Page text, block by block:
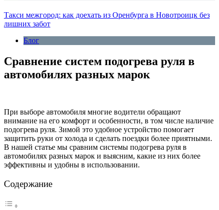
Такси межгород: как доехать из Оренбурга в Новотроицк без
лишних забот
Блог
Сравнение систем подогрева руля в
автомобилях разных марок
При выборе автомобиля многие водители обращают
внимание на его комфорт и особенности, в том числе наличие
подогрева руля. Зимой это удобное устройство помогает
защитить руки от холода и сделать поездки более приятными.
В нашей статье мы сравним системы подогрева руля в
автомобилях разных марок и выясним, какие из них более
эффективны и удобны в использовании.
Содержание